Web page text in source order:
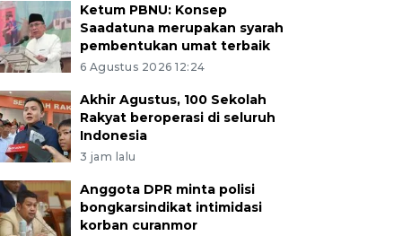
Ketum PBNU: Konsep
Saadatuna merupakan syarah
pembentukan umat terbaik
6 Agustus 2026 12:24
Akhir Agustus, 100 Sekolah
Rakyat beroperasi di seluruh
Indonesia
3 jam lalu
Anggota DPR minta polisi
bongkarsindikat intimidasi
korban curanmor